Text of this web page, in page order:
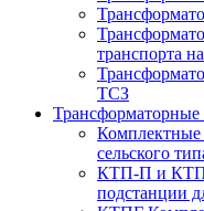
транспорта
ТСЗ
Трансформаторные
Комплектные
сельского
КТП-П и КТП-
подстанции